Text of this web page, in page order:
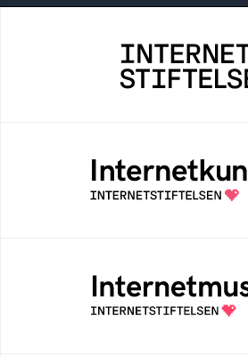
Internetstiftelsen verkar för
bidrar positivt till människan
Samlad kunskap som
säker och medveten
Ett digitalt museum som
av